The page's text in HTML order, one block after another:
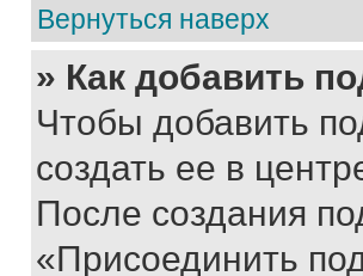
Вернуться наверх
» Как добавить
Чтобы добавить
создать ее в
После создания
«Присоединить